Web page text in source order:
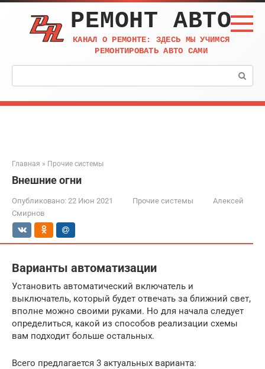
Перейти
контенту
РЕМОНТ АВТО
КАНАЛ О РЕМОНТЕ: ЗДЕСЬ МЫ УЧИМСЯ
РЕМОНТИРОВАТЬ АВТО САМИ
Поиск:
Главная » Прочие системы
Внешние огни
Опубликовано: 22 Июн 2021 Прочие системы
Алексей
Смирнов
Варианты автоматизации
Установить автоматический включатель и
выключатель, который будет отвечать за ближний свет,
вполне можно своими руками. Но для начала следует
определиться, какой из способов реализации схемы
вам подходит больше остальных.
Всего предлагается 3 актуальных варианта: